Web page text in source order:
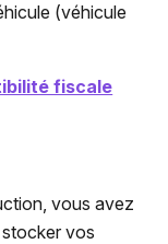
(véhicule
fiscale
vous avez
vos